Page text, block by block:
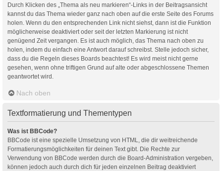
Durch Klicken des „Thema als neu markieren“-Links in der Beitragsansicht
kannst du das Thema wieder ganz nach oben auf die erste Seite des Forums
holen. Wenn du den entsprechenden Link nicht siehst, dann ist die Funktion
möglicherweise deaktiviert oder seit der letzten Markierung ist nicht
genügend Zeit vergangen. Es ist auch möglich, das Thema nach oben zu
holen, indem du einfach eine Antwort darauf schreibst. Stelle jedoch sicher,
dass du die Regeln dieses Boards beachtest! Es wird meist nicht gerne
gesehen, wenn ohne triftigen Grund auf alte oder abgeschlossene Themen
geantwortet wird.
Nach oben
Textformatierung und Thementypen
Was ist BBCode?
BBCode ist eine spezielle Umsetzung von HTML, die dir weitreichende
Formatierungsmöglichkeiten für deinen Text gibt. Die Rechte zur
Verwendung von BBCode werden durch die Board-Administration vergeben,
können jedoch auch durch dich für jeden einzelnen Beitrag deaktiviert